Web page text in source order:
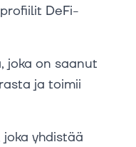
DeFi-
joka on saanut
ja toimii
yhdistää